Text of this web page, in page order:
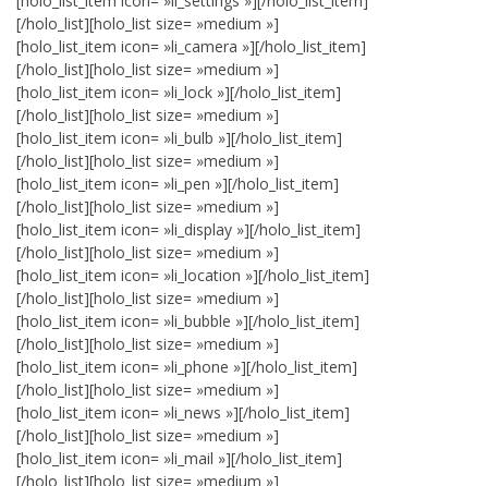
[/holo_list][holo_list size= »medium »]
[holo_list_item icon= »li_camera »][/holo_list_item]
[/holo_list][holo_list size= »medium »]
[holo_list_item icon= »li_lock »][/holo_list_item]
[/holo_list][holo_list size= »medium »]
[holo_list_item icon= »li_bulb »][/holo_list_item]
[/holo_list][holo_list size= »medium »]
[holo_list_item icon= »li_pen »][/holo_list_item]
[/holo_list][holo_list size= »medium »]
[holo_list_item icon= »li_display »][/holo_list_item]
[/holo_list][holo_list size= »medium »]
[holo_list_item icon= »li_location »][/holo_list_item]
[/holo_list][holo_list size= »medium »]
[holo_list_item icon= »li_bubble »][/holo_list_item]
[/holo_list][holo_list size= »medium »]
[holo_list_item icon= »li_phone »][/holo_list_item]
[/holo_list][holo_list size= »medium »]
[holo_list_item icon= »li_news »][/holo_list_item]
[/holo_list][holo_list size= »medium »]
[holo_list_item icon= »li_mail »][/holo_list_item]
[/holo_list][holo_list size= »medium »]